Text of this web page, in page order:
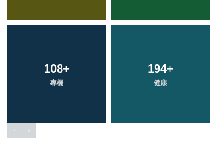
108+
專欄
194+
健康